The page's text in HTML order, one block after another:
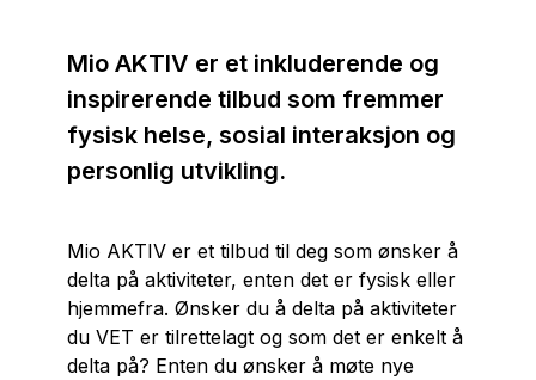
Mio AKTIV er et inkluderende og
inspirerende tilbud som fremmer
fysisk helse, sosial interaksjon og
personlig utvikling.
Mio AKTIV er et tilbud til deg som ønsker å
delta på aktiviteter, enten det er fysisk eller
hjemmefra. Ønsker du å delta på aktiviteter
du VET er tilrettelagt og som det er enkelt å
delta på? Enten du ønsker å møte nye